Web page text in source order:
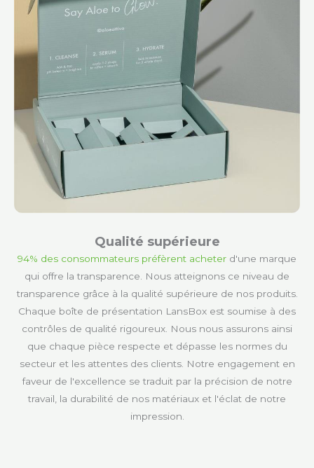
Qualité supérieure
94% des consommateurs préfèrent acheter d'une marque
qui offre la transparence . Nous atteignons ce niveau de
transparence grâce à la qualité supérieure de nos produits.
Chaque boîte de présentation LansBox est soumise à des
contrôles de qualité rigoureux. Nous nous assurons ainsi
que chaque pièce respecte et dépasse les normes du
secteur et les attentes des clients. Notre engagement en
faveur de l'excellence se traduit par la précision de notre
travail, la durabilité de nos matériaux et l'éclat de notre
impression.